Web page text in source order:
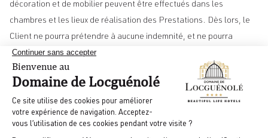
décoration et de mobilier peuvent être effectués dans les
chambres et les lieux de réalisation des Prestations. Dès lors, le
Client ne pourra prétendre à aucune indemnité, et ne pourra
annuler sa réservation en raison de variation qui ne porteraient
pas sur les caractéristiques essentielles des Prestations.
En cas d’impossibilité d’exécuter la Prestation ou en cas de force
majeure, et notamment de mettre à disposition du Client la
chambre réservée, la société DOMAINE DE LOCGUÉNOLÉ se